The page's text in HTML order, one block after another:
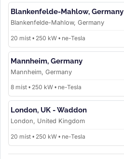
Blankenfelde-Mahlow, Germany
Blankenfelde-Mahlow, Germany
20 míst • 250 kW • ne-Tesla
Mannheim, Germany
Mannheim, Germany
8 míst • 250 kW • ne-Tesla
London, UK - Waddon
London, United Kingdom
20 míst • 250 kW • ne-Tesla